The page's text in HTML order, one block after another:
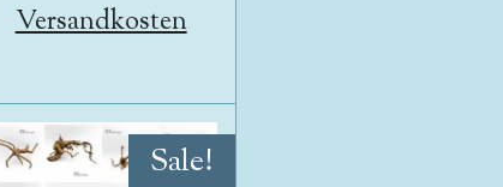
Versandkosten
Sale!